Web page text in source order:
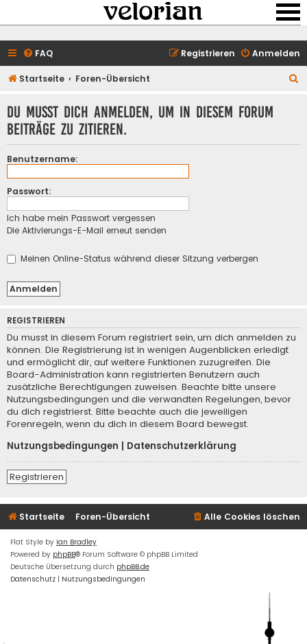
FAQ Anmelden
Registrieren
Startseite Foren-Übersicht
Du musst dich anmelden, um in diesem Forum
Beiträge zu zitieren.
Benutzername:
Passwort:
Ich habe mein Passwort vergessen
Die Aktivierungs-E-Mail erneut senden
Meinen Online-Status während dieser Sitzung verbergen
REGISTRIEREN
Du musst in diesem Forum registriert sein, um dich anmelden zu
können. Die Registrierung ist in wenigen Augenblicken erledigt
und ermöglicht dir, auf weitere Funktionen zuzugreifen. Die
Board-Administration kann registrierten Benutzern auch
zusätzliche Berechtigungen zuweisen. Beachte bitte unsere
Nutzungsbedingungen und die verwandten Regelungen, bevor
du dich registrierst. Bitte beachte auch die jeweiligen
Forenregeln, wenn du dich in diesem Board bewegst.
Nutzungsbedingungen | Datenschutzerklärung
Registrieren
Startseite Foren-Übersicht Alle Cookies löschen
Flat Style by Ian Bradley
Powered by phpBB® Forum Software © phpBB Limited
Deutsche Übersetzung durch phpBB.de
Datenschutz | Nutzungsbedingungen